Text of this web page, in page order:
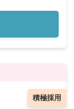
積極採用